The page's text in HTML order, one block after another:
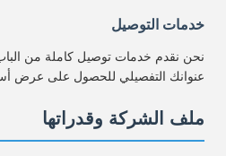
خدمات التوصيل
نحن نقدم خدمات توصيل كاملة من
عنوانك التفصيلي للحصول على عرض
ملف الشركة وقدراتها